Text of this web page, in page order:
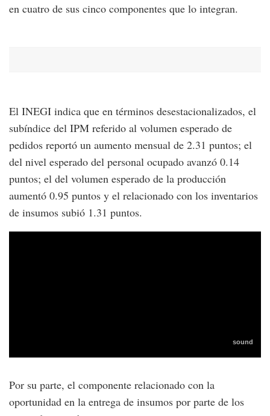
en cuatro de sus cinco componentes que lo integran.
El INEGI indica que en términos desestacionalizados, el
subíndice del IPM referido al volumen esperado de
pedidos reportó un aumento mensual de 2.31 puntos; el
del nivel esperado del personal ocupado avanzó 0.14
puntos; el del volumen esperado de la producción
aumentó 0.95 puntos y el relacionado con los inventarios
de insumos subió 1.31 puntos.
Por su parte, el componente relacionado con la
oportunidad en la entrega de insumos por parte de los